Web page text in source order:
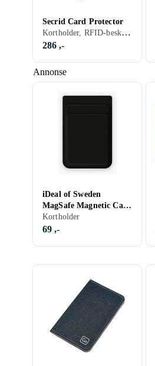
Annonse
Secrid Card Protector
Kortholder, RFID-beskyttelse, Herre
286 ,-
iDeal of Sweden
MagSafe Magnetic Card
Holder Rosa
Kortholder
69 ,-